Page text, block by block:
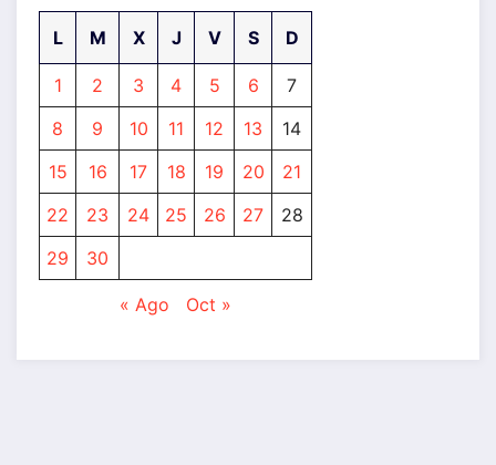
L M X J V S D
1 2 3 4 5 6
7
8
9 10 11 12 13
14
15
16 17 18 19 20
21
22
23 24 25 26 27
28
29
30
« Ago Oct »